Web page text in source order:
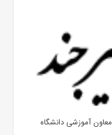
آموزشی دانشگاه